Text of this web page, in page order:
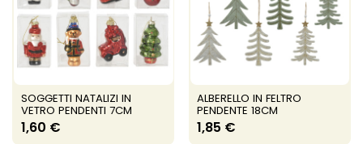
SOGGETTI NATALIZI IN
VETRO PENDENTI 7CM
1,60 €
ALBERELLO IN FELTRO
PENDENTE 18CM
1,85 €